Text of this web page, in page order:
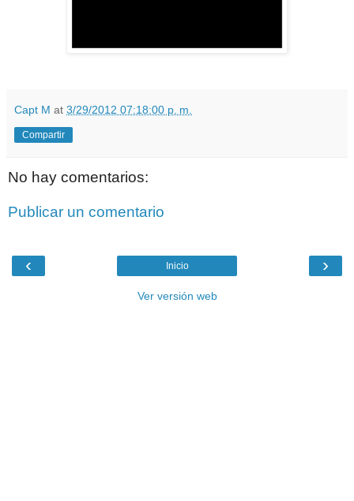
Capt M at 3/29/2012 07:18:00 p. m.
Compartir
No hay comentarios:
Publicar un comentario
‹ ›
Inicio
Ver versión web